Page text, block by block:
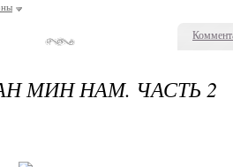
МИН НАМ. ЧАСТЬ 2